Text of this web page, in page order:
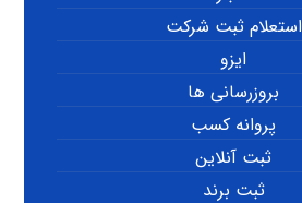
استعلام ثبت شرکت
ایزو
بروزرسانی ها
پروانه کسب
ثبت آنلاین
ثبت برند